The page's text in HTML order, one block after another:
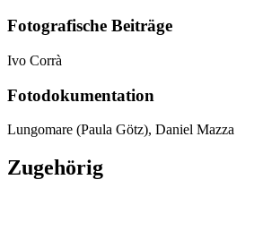
Fotografische Beiträge
Ivo Corrà
Fotodokumentation
Lungomare (Paula Götz), Daniel Mazza
Zugehörig